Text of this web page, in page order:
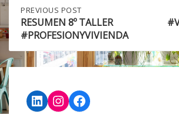
Post
navigation
PREVIOUS
POST:
RESUMEN
8º
TALLER
#PROFESIONYVIVIENDA
PREVIOUS POST
RESUMEN 8º TALLER
#PROFESIONYVIVIENDA
LinkedIn
Instagram
Facebook